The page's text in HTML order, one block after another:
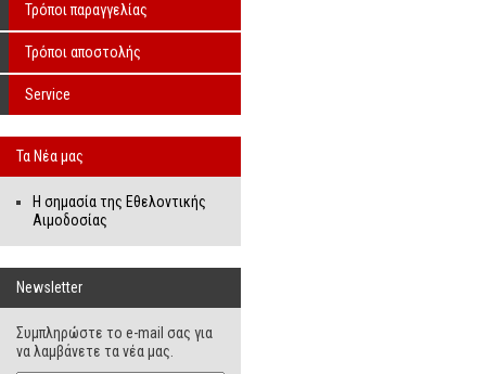
Τρόποι παραγγελίας
Τρόποι αποστολής
Service
Τα Νέα μας
Η σημασία της Εθελοντικής
Αιμοδοσίας
Newsletter
Συμπληρώστε το e-mail σας για
να λαμβάνετε τα νέα μας.